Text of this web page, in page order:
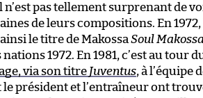
n’est pas tellement surprenant de
de leurs compositions. En
le titre de Makossa Soul Makossa
1972. En 1981, c’est au tour
via son titre Juventus, à l’équipe
président et l’entraîneur ont